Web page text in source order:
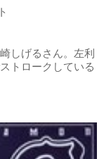
しげるさん。左利
トロークしている